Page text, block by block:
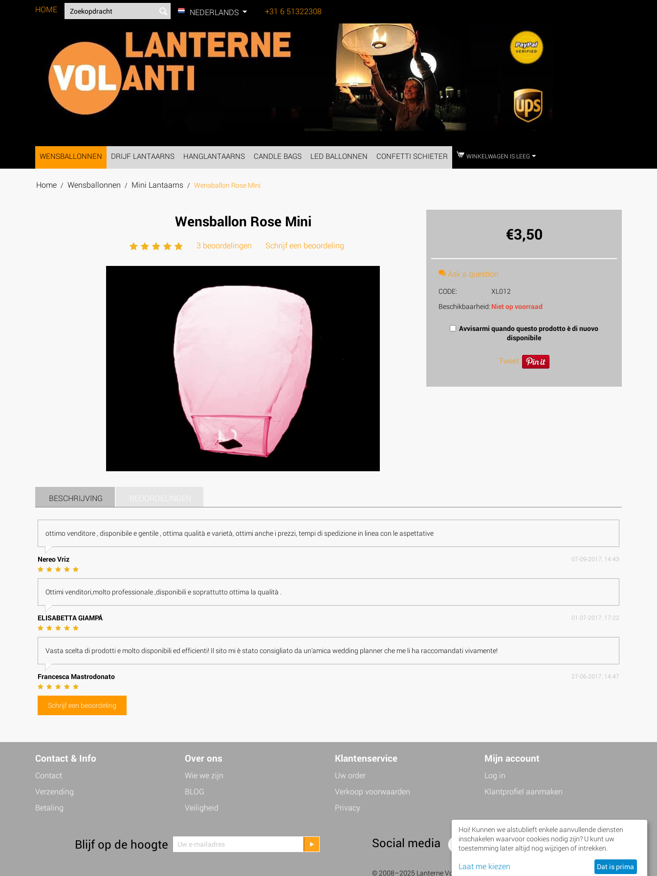
HOME NEDERLANDS +31 6 51322308
WENSBALLONNEN DRIJF LANTAARNS HANGLANTAARNS CANDLE BAGS LED BALLONNEN CONFETTI SCHIETER WINKELWAGEN IS LEEG
Home / Wensballonnen / Mini Lantaarns / Wensballon Rose Mini
Wensballon Rose Mini
3 beoordelingen Schrijf een beoordeling
€3,50
Ask a question
CODE:
XL012
Beschikbaarheid: Niet op voorraad
Avvisarmi quando questo prodotto è di nuovo
disponibile
Tweet
BESCHRIJVING BEOORDELINGEN
ottimo venditore , disponibile e gentile , ottima qualità e varietà, ottimi anche i prezzi, tempi di spedizione in linea con le aspettative
Nereo Vriz 07-09-2017, 14:43
Ottimi venditori,molto professionale ,disponibili e soprattutto ottima la qualità .
E L I S A B E T T A G I A M P Á 01-07-2017, 17:22
Vasta scelta di prodotti e molto disponibili ed efficienti! Il sito mi è stato consigliato da un'amica wedding planner che me li ha raccomandati vivamente!
Francesca Mastrodonato 27-06-2017, 14:47
Schrijf een beoordeling
Contact & Info
Contact
Verzending
Betaling
Over ons
Wie we zijn
BLOG
Veiligheid
Klantenservice
Uw order
Verkoop voorwaarden
Privacy
Mijn account
Log in
Klantprofiel aanmaken
Blijf op de hoogte Social media Facebook Twitter
© 2008–2025 Lanterne Volanti • Brusselseweg 483 • 6218 HW Maastricht •
Hoi! Kunnen we alstublieft enkele aanvullende diensten
inschakelen waarvoor cookies nodig zijn? U kunt uw
toestemming later altijd nog wijzigen of intrekken.
Laat me kiezen Dat is prima